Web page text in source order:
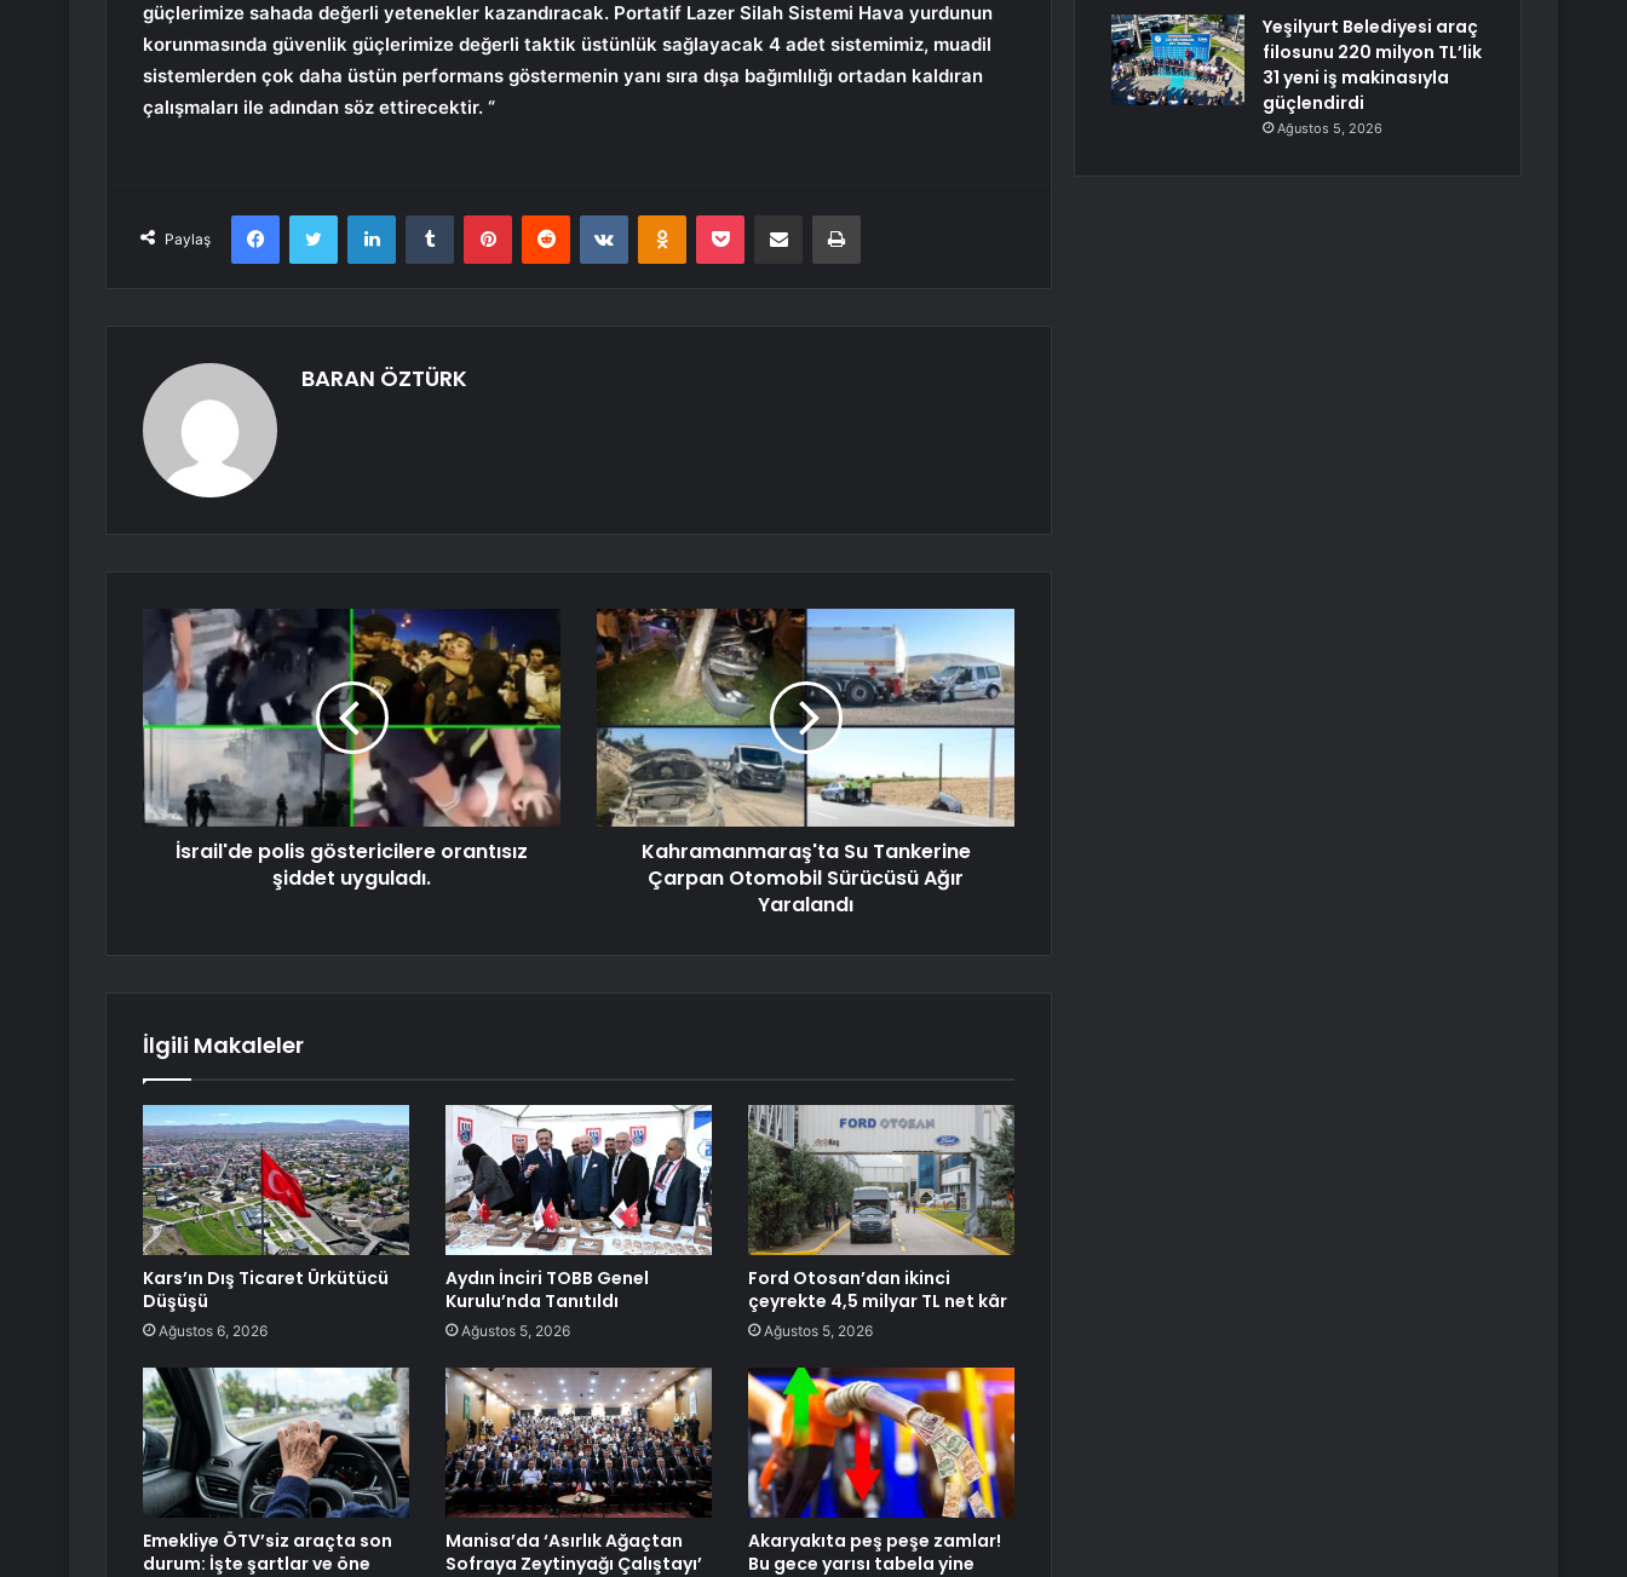
güçlerimize sahada değerli yetenekler kazandıracak. Portatif Lazer Silah Sistemi Hava yurdunun
korunmasında güvenlik güçlerimize değerli taktik üstünlük sağlayacak 4 adet sistemimiz, muadil
sistemlerden çok daha üstün performans göstermenin yanı sıra dışa bağımlılığı ortadan kaldıran
çalışmaları ile adından söz ettirecektir. “
Paylaş
FacebookTwitter LinkedInTumblr PinterestReddit VKontakteOdnoklassniki
Pocket E-Posta ile paylaş Yazdır
BARAN ÖZTÜRK
İsrail'de polis göstericilere orantısız
şiddet uyguladı.
Kahramanmaraş'ta Su Tankerine
Çarpan Otomobil Sürücüsü Ağır
Yaralandı
İlgili Makaleler
Kars’ın Dış Ticaret Ürkütücü
Düşüşü
Ağustos 6, 2026
Aydın İnciri TOBB Genel
Kurulu’nda Tanıtıldı
Ağustos 5, 2026
Ford Otosan’dan ikinci
çeyrekte 4,5 milyar TL net kâr
Ağustos 5, 2026
Emekliye ÖTV’siz araçta son
durum: İşte şartlar ve öne
Manisa’da ‘Asırlık Ağaçtan
Sofraya Zeytinyağı Çalıştayı’
Akaryakıta peş peşe zamlar!
Bu gece yarısı tabela yine
Yeşilyurt Belediyesi araç
filosunu 220 milyon TL’lik
31 yeni iş makinasıyla
güçlendirdi
Ağustos 5, 2026